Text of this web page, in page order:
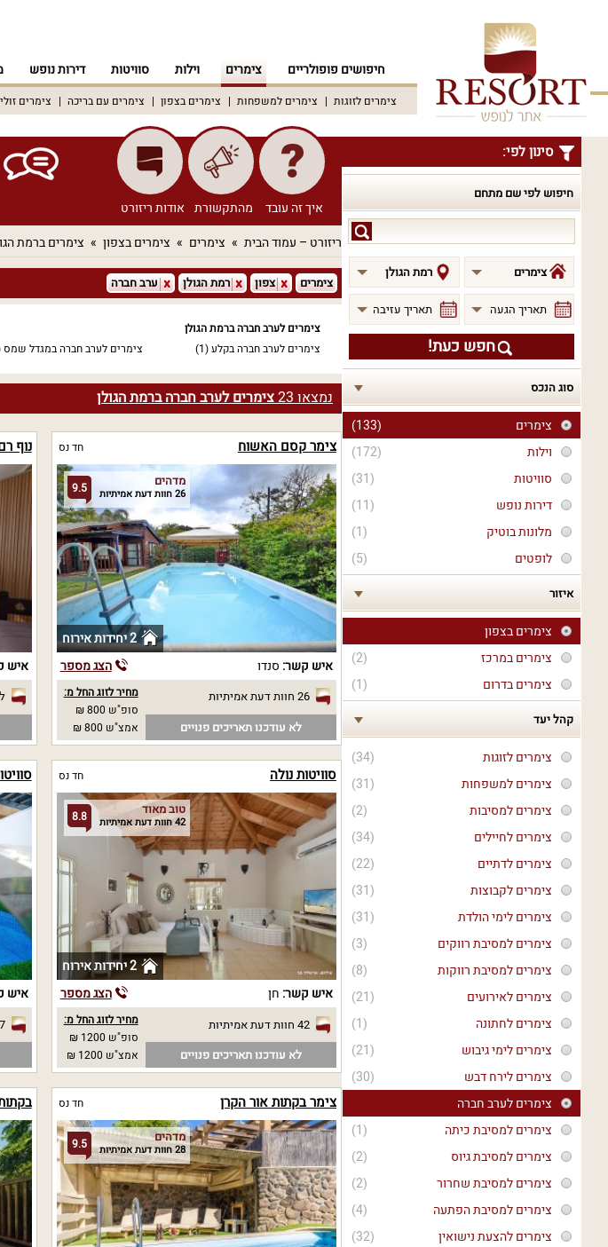
חיפושים פופולריים צימרים וילות סוויטות דירות נופש
צימרים לזוגות צימרים למשפחות צימרים בצפון צימרים עם בריכה צימרים
סינון לפי:
חיפוש לפי שם מתחם
לפי
שם
מתחם
צימרים רמת הגולן
תאריך הגעה תאריך עזיבה
חפש כעת!
סוג הנכס
(133)
צימרים
(172)
וילות
(31)
סוויטות
(11)
דירות נופש
(1)
מלונות בוטיק
(5)
לופטים
איזור
צימרים בצפון
(2)
צימרים במרכז
(1)
צימרים בדרום
קהל יעד
(34)
צימרים לזוגות
(31)
צימרים למשפחות
(2)
צימרים למסיבות
(34)
צימרים לחיילים
(22)
צימרים לדתיים
(31)
צימרים לקבוצות
(31)
צימרים לימי הולדת
(3)
צימרים למסיבת רווקים
(8)
צימרים למסיבת רווקות
(21)
צימרים לאירועים
(1)
צימרים לחתונה
(21)
צימרים לימי גיבוש
(30)
צימרים לירח דבש
צימרים לערב חברה
(1)
צימרים למסיבת כיתה
(2)
צימרים למסיבת גיוס
(2)
צימרים למסיבת שחרור
(4)
צימרים למסיבת הפתעה
(32)
צימרים להצעת נישואין
איך זה עובד מהתקשורת אודות ריזורט
ריזורט – עמוד הבית צימרים צימרים בצפון צימרים ברמת
צימרים צפון רמת הגולן ערב חברה
צימרים לערב חברה ברמת הגולן
צימרים לערב חברה בקלע(1) צימרים לערב חברה במגדל שמס
נמצאו23צימרים לערב חברה ברמת הגולן
צימר קסם האשוח חד נס
9.5 מדהים
26 חוות דעת אמיתיות
2 יחידות אירוח
איש קשר: סנדו הצג מספר
26 חוות דעת אמיתיות
לא עודכנו תאריכים פנויים
מחיר לזוג החל מ:
סופ"ש 800 ₪
אמצ"ש 800 ₪
נוף
איש
סוויטות נולה חד נס
8.8 טוב מאוד
42 חוות דעת אמיתיות
2 יחידות אירוח
איש קשר: חן הצג מספר
42 חוות דעת אמיתיות
לא עודכנו תאריכים פנויים
מחיר לזוג החל מ:
סופ"ש 1200 ₪
אמצ"ש 1200 ₪
איש
7 חוות דעת אמיתיות
צימר בקתות אור הקרן חד נס
9.5 מדהים
28 חוות דעת אמיתיות